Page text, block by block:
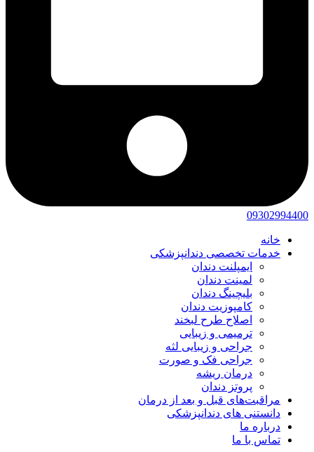
09302994400
خانه
خدمات تخصصی دندانپزشکی
ایمپلنت دندان
لمینت دندان
بلیچینگ دندان
کامپوزیت دندان
اصلاح طرح لبخند
ترمیمی و زیبایی
جراحی و زیبایی لثه
جراحی فک و صورت
درمان ریشه
پروتز دندان
مراقبت‌های قبل و بعد از درمان
دانستنی های دندانپزشکی
درباره ما
تماس با ما